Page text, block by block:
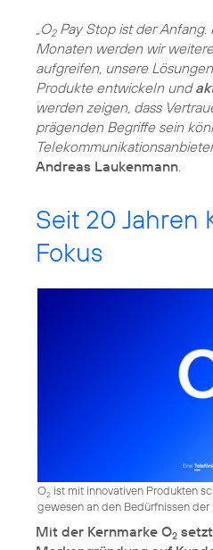
„O2Pay Stop ist der
Monaten werden wir
aufgreifen, unsere
Produkte entwickeln und
werden zeigen, dass
prägenden Begriffe sein
Andreas Laukenmann.
Seit 20 Jahren
Fokus
O2 ist mit innovativen Produkten
gewesen an den Bedürfnissen
Mit der Kernmarke O2